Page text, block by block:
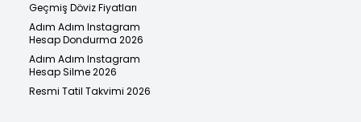
Geçmiş Döviz Fiyatları
Adım Adım Instagram
Hesap Dondurma 2026
Adım Adım Instagram
Hesap Silme 2026
Resmi Tatil Takvimi 2026